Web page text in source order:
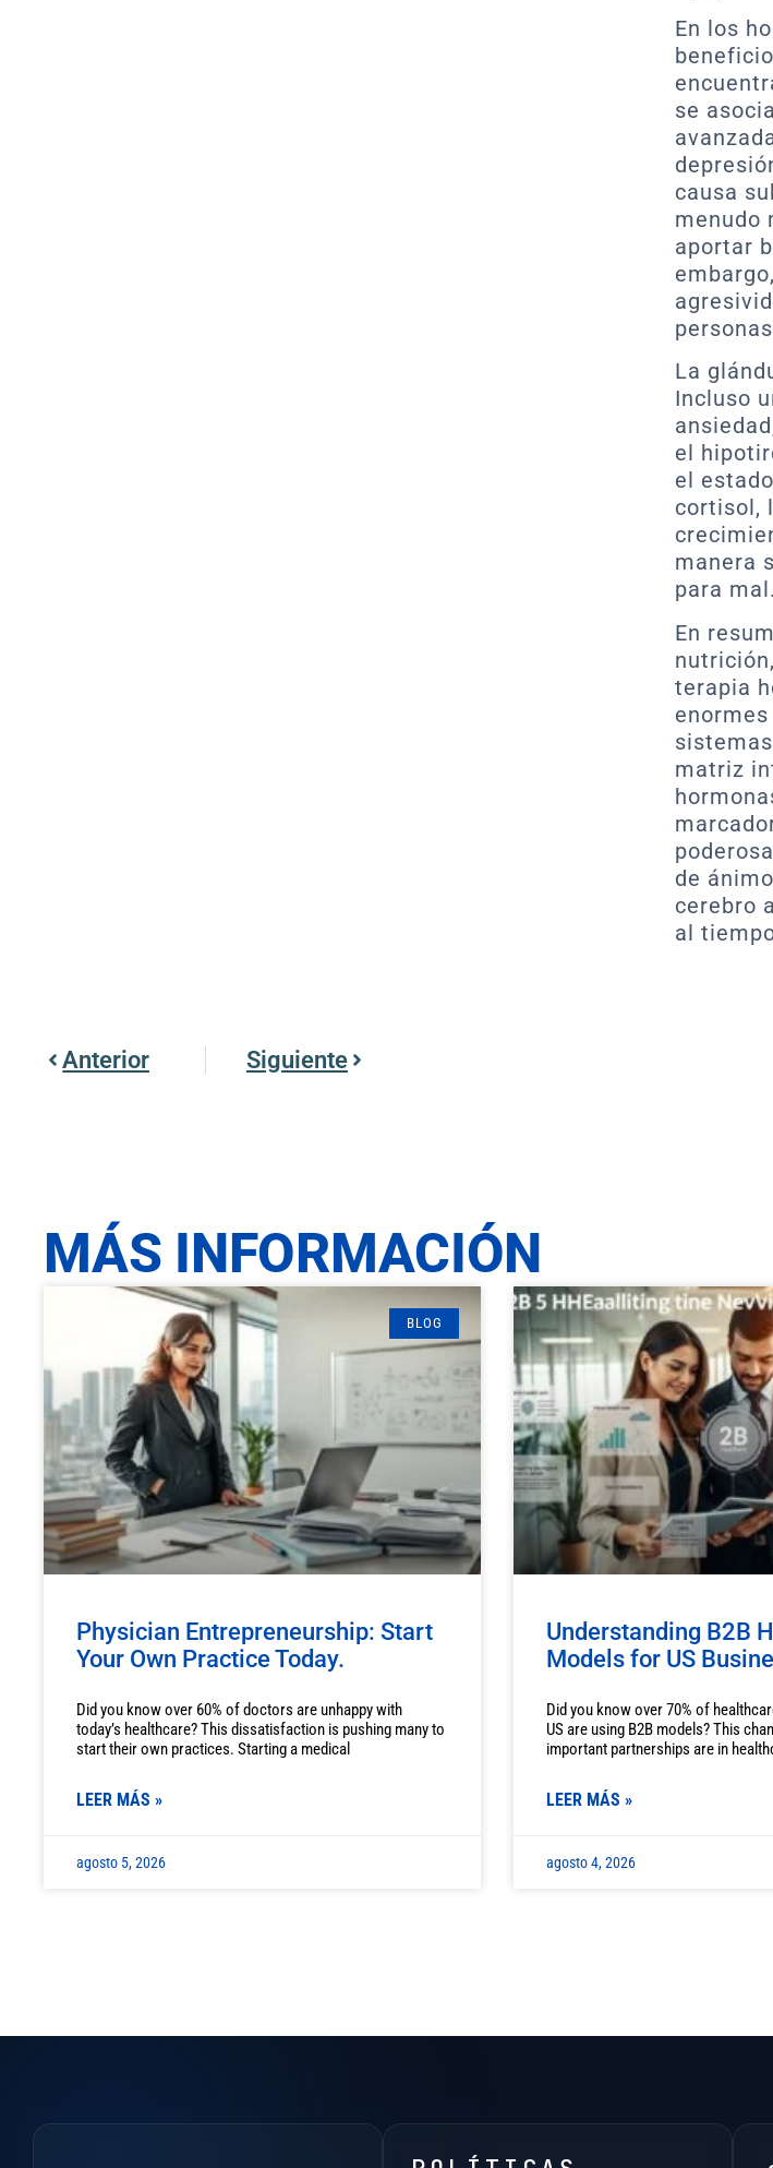
En los
se
causa
menudo
aportar
La
Incluso
el
el
cortisol,
manera
para mal.
En
terapia
matriz
de
cerebro
al
Anterior Siguiente
MÁS INFORMACIÓN
BLOG
Physician Entrepreneurship: Start
Your Own Practice Today.
Did you know over 60% of doctors are unhappy with
today’s healthcare? This dissatisfaction is pushing many to
start their own practices. Starting a medical
LEER MÁS »
agosto 5, 2026
Understanding B2B
Models for US
Did you know over 70% of
US are using B2B models? This
important partnerships are in
LEER MÁS »
agosto 4, 2026